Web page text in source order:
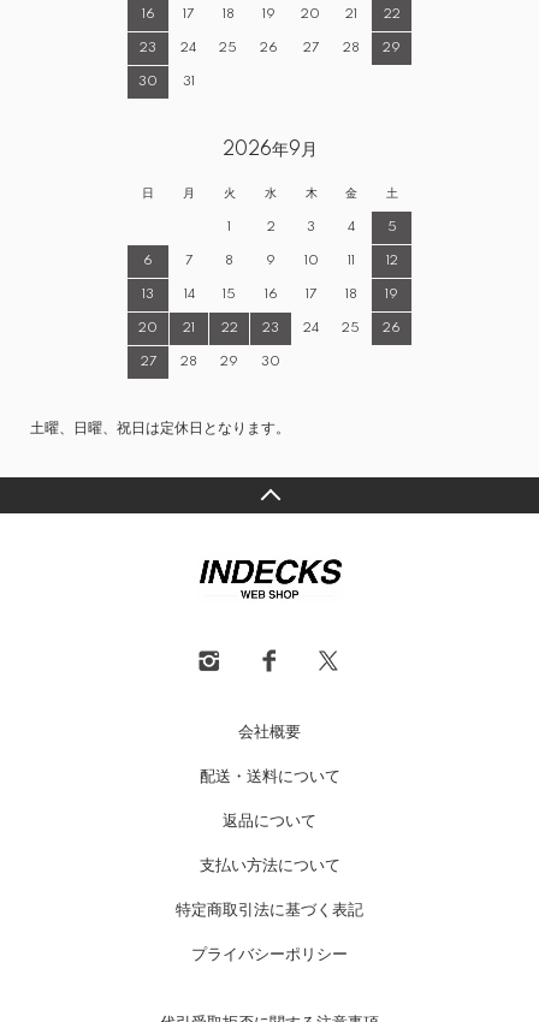
16 17 18 19 20 21 22
23 24 25 26 27 28 29
30 31
2026年9月
日 月 火 水 木 金 土
1 2 3 4 5
6 7 8 9 10 11 12
13 14 15 16 17 18 19
20 21 22 23 24 25 26
27 28 29 30
土曜、日曜、祝日は定休日となります。
会社概要
配送・送料について
返品について
支払い方法について
特定商取引法に基づく表記
プライバシーポリシー